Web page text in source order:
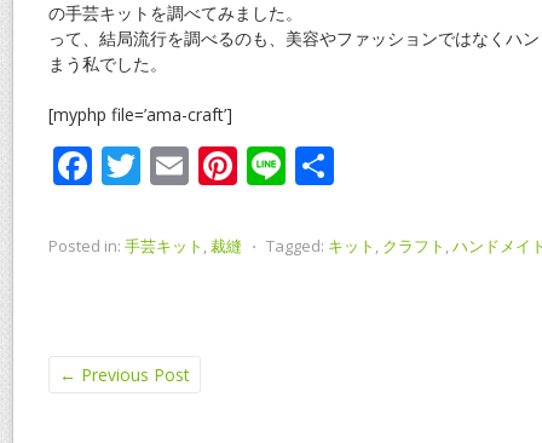
の手芸キットを調べてみました。
って、結局流行を調べるのも、美容やファッションではなくハ
まう私でした。
[myphp file=’ama-craft’]
F
e
o
k
T
itt
E
ai
Pi
er
Li
e
Posted in: 手芸キット ,裁縫 ⋅ Tagged: キット , クラフト ,ハンドメイ
← Previous Post